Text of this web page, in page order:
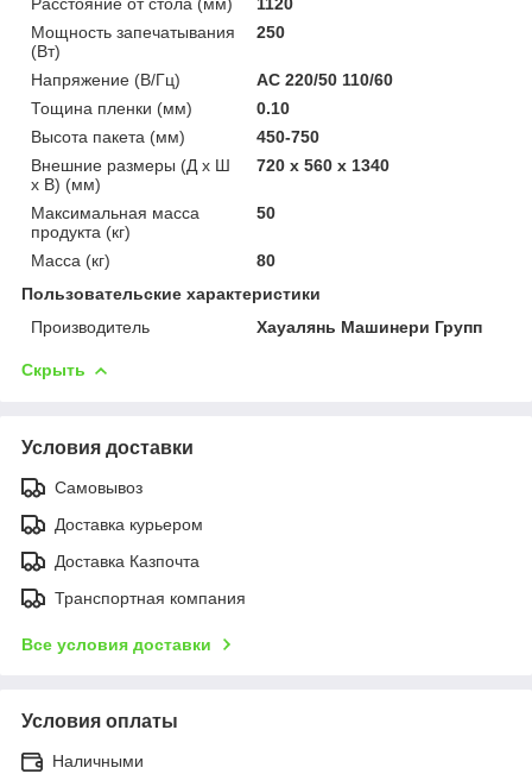
Мощность запечатывания
(Вт)
250
Напряжение (В/Гц)
AC 220/50 110/60
Тощина пленки (мм)
0.10
Высота пакета (мм)
450-750
Внешние размеры (Д x Ш
x В) (мм)
720 x 560 x 1340
Максимальная масса
продукта (кг)
50
Масса (кг)
80
Пользовательские характеристики
Производитель
Хауалянь Машинери Групп
Скрыть
Условия доставки
Самовывоз
Доставка курьером
Доставка Казпочта
Транспортная компания
Все условия доставки
Условия оплаты
Наличными